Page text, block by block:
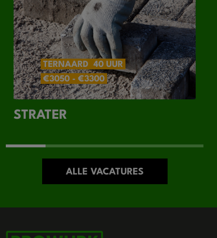
TERNAARD
40 UUR
€3050 - €3300
STRATER
ALLE VACATURES